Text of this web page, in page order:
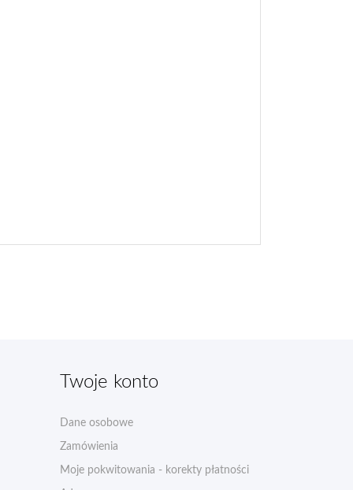
Twoje konto
Dane osobowe
Zamówienia
Moje pokwitowania - korekty płatności